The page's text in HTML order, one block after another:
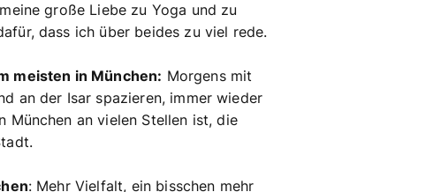
meine große Liebe zu Yoga und zu
dass ich über beides zu viel rede.
meisten in München: Morgens mit
an der Isar spazieren, immer wieder
München an vielen Stellen ist, die
: Mehr Vielfalt, ein bisschen mehr